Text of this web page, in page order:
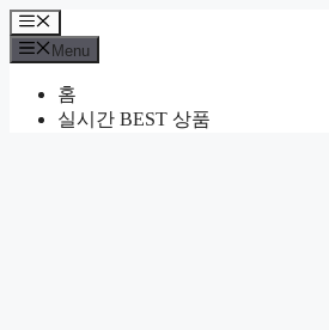
Skip
to
content
Menu
Menu
홈
실시간 BEST 상품